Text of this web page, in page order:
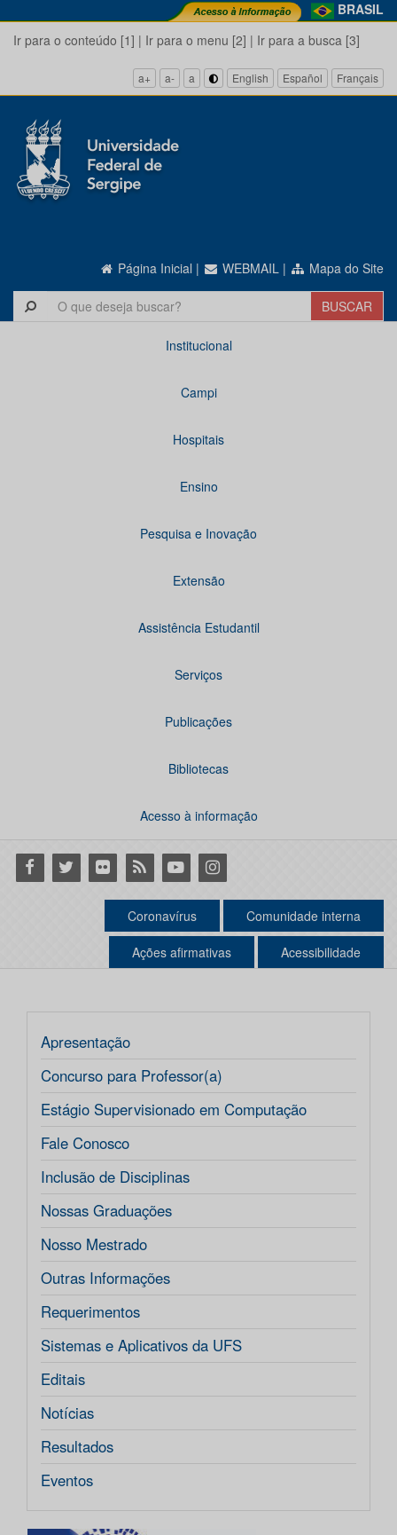
BRASIL
Ir para o conteúdo [1] | Ir para o menu [2] | Ir para a busca [3]
a+ a- a English Español Français
Página Inicial | WEBMAIL | Mapa do Site
Institucional
Campi
Hospitais
Ensino
Pesquisa e Inovação
Extensão
Assistência Estudantil
Serviços
Publicações
Bibliotecas
Acesso à informação
Facebook
Twitter Flickr RSS YoutubeInstagram
Coronavírus Comunidade interna
Ações afirmativas Acessibilidade
Apresentação
Concurso para Professor(a)
Estágio Supervisionado em Computação
Fale Conosco
Inclusão de Disciplinas
Nossas Graduações
Nosso Mestrado
Outras Informações
Requerimentos
Sistemas e Aplicativos da UFS
Editais
Notícias
Resultados
Eventos